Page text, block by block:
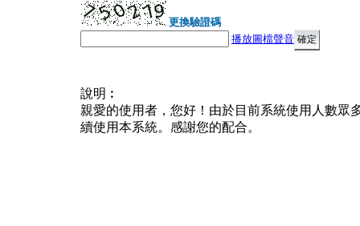
更換驗證碼
播放圖檔聲音
說明︰
親愛的使用者，您好！由於目前系統使用人數眾
續使用本系統。感謝您的配合。